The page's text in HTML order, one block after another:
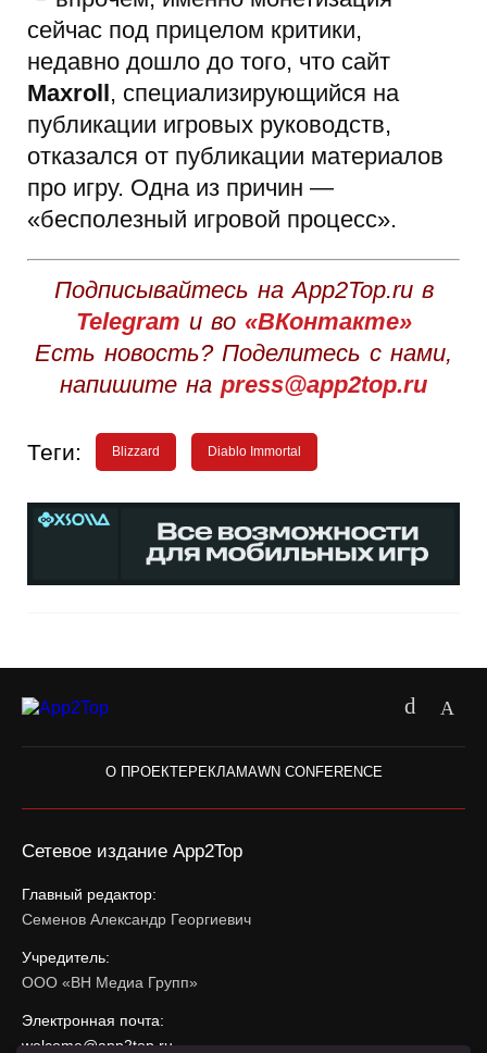
сейчас под прицелом критики,
недавно дошло до того, что сайт
Maxroll, специализирующийся на
публикации игровых руководств,
отказался от публикации материалов
про игру. Одна из причин —
«бесполезный игровой процесс».
Подписывайтесь на App2Top.ru в
Telegram и во «ВКонтакте»
Есть новость? Поделитесь с нами,
напишите на press@app2top.ru
Теги: Blizzard Diablo Immortal
О ПРОЕКТЕ РЕКЛАМАWN CONFERENCE
Сетевое издание App2Top
Главный редактор:
Семенов Александр Георгиевич
Учредитель:
ООО «ВН Медиа Групп»
Электронная почта:
welcome@app2top.ru